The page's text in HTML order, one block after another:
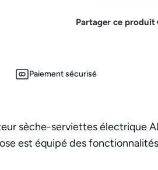
Partager ce produit
Paiement sécurisé
sèche-serviettes électrique
est équipé des